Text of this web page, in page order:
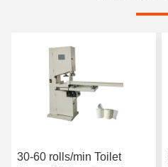
30-60 rolls/min Toilet